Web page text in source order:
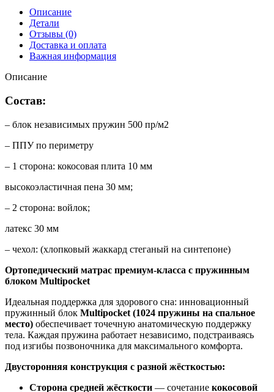
Описание
Детали
Отзывы (0)
Доставка и оплата
Важная информация
Описание
Состав:
– блок независимых пружин 500 пр/м2
– ППУ по периметру
– 1 сторона: кокосовая плита 10 мм
высокоэластичная пена 30 мм;
– 2 сторона: войлок;
латекс 30 мм
– чехол: (хлопковый жаккард стеганый на синтепоне)
Ортопедический матрас премиум-класса с пружинным
блоком Multipocket
Идеальная поддержка для здорового сна: инновационный
пружинный блок Multipocket (1024 пружины на спальное
место) обеспечивает точечную анатомическую поддержку
тела. Каждая пружина работает независимо, подстраиваясь
под изгибы позвоночника для максимального комфорта.
Двусторонняя конструкция с разной жёсткостью:
Сторона средней жёсткости — сочетание кокосовой